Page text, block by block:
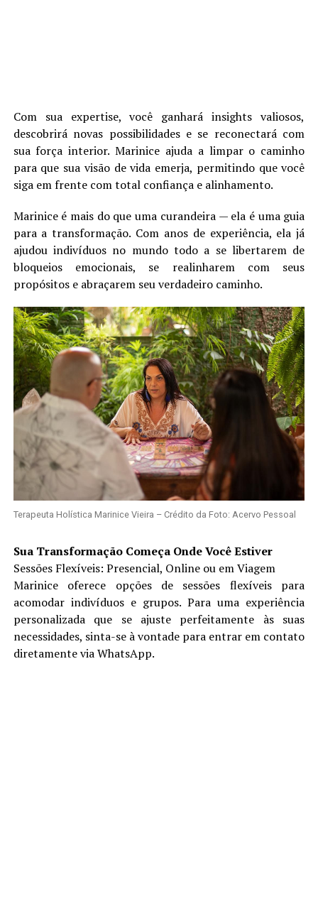
Com sua expertise, você ganhará insights valiosos,
descobrirá novas possibilidades e se reconectará com
sua força interior. Marinice ajuda a limpar o caminho
para que sua visão de vida emerja, permitindo que você
siga em frente com total confiança e alinhamento.
Marinice é mais do que uma curandeira — ela é uma guia
para a transformação. Com anos de experiência, ela já
ajudou indivíduos no mundo todo a se libertarem de
bloqueios emocionais, se realinharem com seus
propósitos e abraçarem seu verdadeiro caminho.
Terapeuta Holística Marinice Vieira – Crédito da Foto: Acervo Pessoal
Sua Transformação Começa Onde Você Estiver
Sessões Flexíveis: Presencial, Online ou em Viagem
Marinice oferece opções de sessões flexíveis para
acomodar indivíduos e grupos. Para uma experiência
personalizada que se ajuste perfeitamente às suas
necessidades, sinta-se à vontade para entrar em contato
diretamente via WhatsApp.